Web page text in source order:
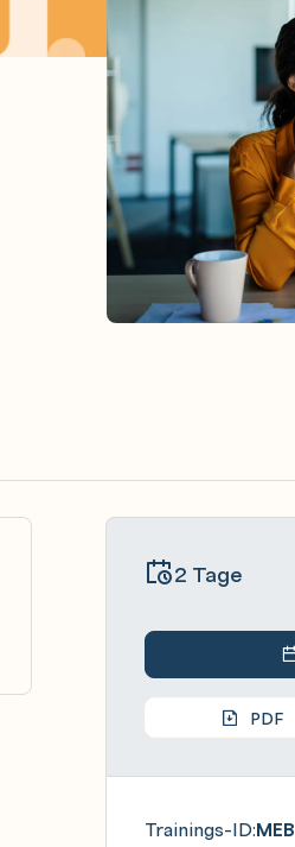
2 Tage
PDF
Trainings-ID:MEB